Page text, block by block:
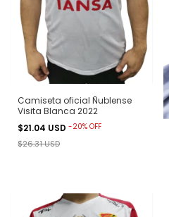
Camiseta oficial Ñublense
Visita Blanca 2022
$21.04 USD -20% OFF
$26.31 USD